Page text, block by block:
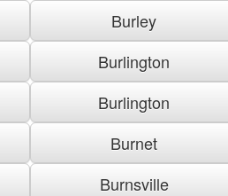
Burley
Burlington
Burlington
Burnet
Burnsville